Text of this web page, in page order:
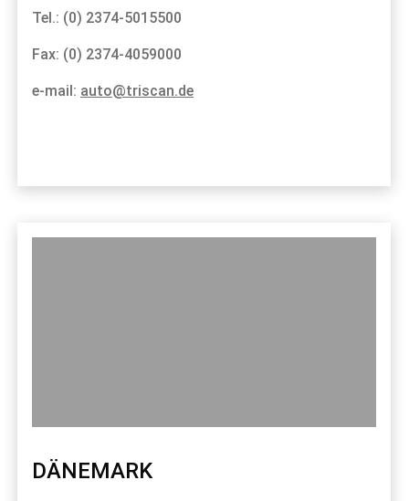
Tel.: (0) 2374-5015500
Fax: (0) 2374-4059000
e-mail: auto@triscan.de
DÄNEMARK